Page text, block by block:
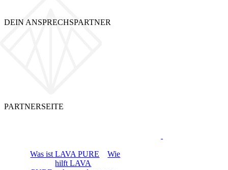
PARTNERSEITE
Was ist LAVA PURE
Wie
hilft LAVA
DEIN ANSPRECHSPARTNER